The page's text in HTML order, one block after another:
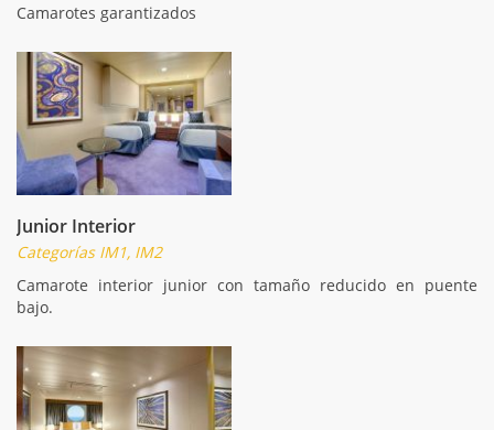
Camarotes garantizados
Junior Interior
Categorías IM1, IM2
Camarote interior junior con tamaño reducido en puente
bajo.